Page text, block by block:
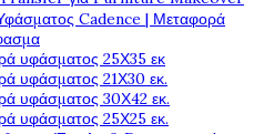
Cadence | Μεταφορά
υφάσματος 25Χ35 εκ
υφάσματος 21Χ30 εκ.
υφάσματος 30Χ42 εκ.
υφάσματος 25Χ25 εκ.